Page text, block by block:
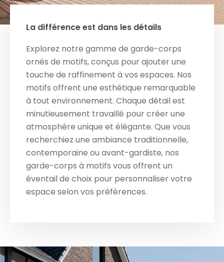
La différence est dans les détails
Explorez notre gamme de garde-corps
ornés de motifs, conçus pour ajouter une
touche de raffinement à vos espaces. Nos
motifs offrent une esthétique remarquable
à tout environnement. Chaque détail est
minutieusement travaillé pour créer une
atmosphère unique et élégante. Que vous
recherchiez une ambiance traditionnelle,
contemporaine ou avant-gardiste, nos
garde-corps à motifs vous offrent un
éventail de choix pour personnaliser votre
espace selon vos préférences.